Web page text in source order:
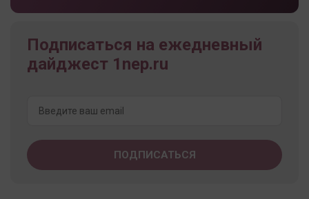
Подписаться на ежедневный
дайджест 1nep.ru